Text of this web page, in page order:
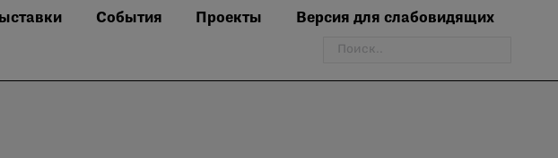
События Проекты Версия для слабовидящих
Поиск: